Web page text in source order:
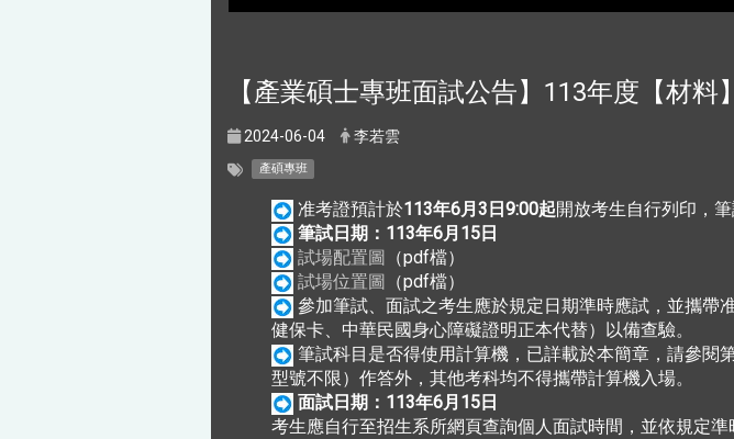
【產業碩士專班面試公告】113年度【材
2024-06-04 李若雲
產碩專班
准考證預計於113年6月3日9:00起開放考生自行列印，
筆試日期：113年6月15日
試場配置圖
（pdf檔）
試場位置圖
（pdf檔）
參加筆試、面試之考生應於規定日期準時應試，並攜帶
健保卡、中華民國身心障礙證明正本代替）以備查驗。
筆試科目是否得使用計算機，已詳載於本簡章，請參閱
型號不限）作答外，其他考科均不得攜帶計算機入場。
面試日期：113年6月15日
考生應自行至招生系所網頁查詢個人面試時間，並依規定準